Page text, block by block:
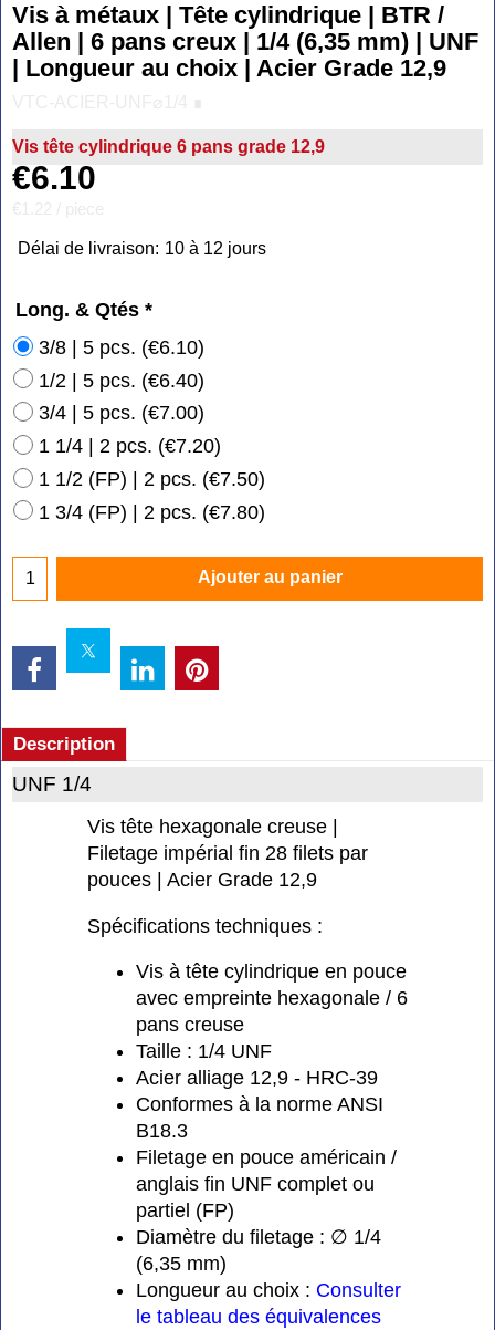
Vis à métaux | Tête cylindrique | BTR /
Allen | 6 pans creux | 1/4 (6,35 mm) | UNF
| Longueur au choix | Acier Grade 12,9
Vis tête cylindrique 6 pans grade 12,9
€6.10
Délai de livraison: 10 à 12 jours
Long. & Qtés *
3/8 | 5 pcs. (€6.10)
1/2 | 5 pcs. (€6.40)
3/4 | 5 pcs. (€7.00)
1 1/4 | 2 pcs. (€7.20)
1 1/2 (FP) | 2 pcs. (€7.50)
1 3/4 (FP) | 2 pcs. (€7.80)
Ajouter au panier
Description
UNF 1/4
Vis tête hexagonale creuse |
Filetage impérial fin 28 filets par
pouces | Acier Grade 12,9
Spécifications techniques :
Vis à tête cylindrique en pouce
avec empreinte hexagonale / 6
pans creuse
Taille : 1/4 UNF
Acier alliage 12,9 - HRC-39
Conformes à la norme ANSI
B18.3
Filetage en pouce américain /
anglais fin UNF complet ou
partiel (FP)
Diamètre du filetage : ∅ 1/4
(6,35 mm)
Longueur au choix : Consulter
le tableau des équivalences